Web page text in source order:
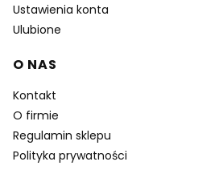
Ustawienia konta
Ulubione
O NAS
Kontakt
O firmie
Regulamin sklepu
Polityka prywatności